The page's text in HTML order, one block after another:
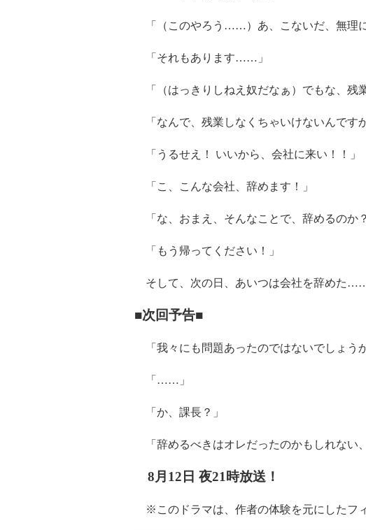
「（このやろう……）あ、こないだ、無理に
「それもあります……」
「（はっきりしねえ奴だなぁ）でもな、残
「なんで、残業しなくちゃいけないんです
「うるせえ！ いいから、会社に来い！！」
「こ、こんな会社、辞めます！」
「な、おまえ、そんなことで、辞めるのか？
「もう帰ってください！」
そして、次の日、あいつは会社を辞めた……
■次回予告■
「我々にも問題あったのではないでしょうか
「……」
「か、課長？」
「辞めるべきはオレだったのかもしれない
8月12日 夜21時放送！
※このドラマは、作者の体験を元にしたフ